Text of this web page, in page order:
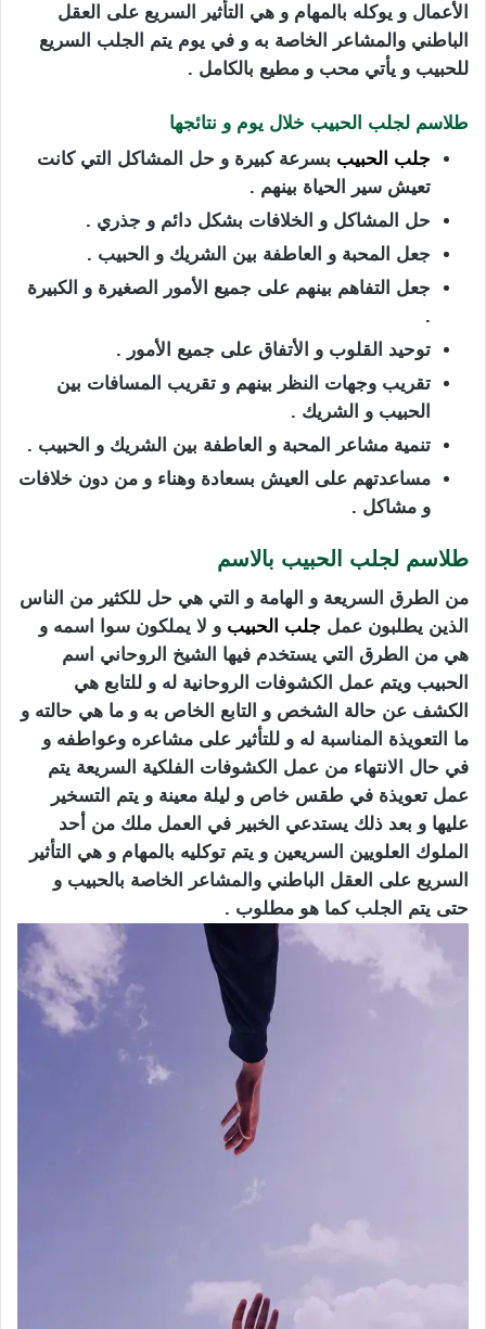
الأعمال و يوكله بالمهام و هي التأثير السريع على العقل
الباطني والمشاعر الخاصة به و في يوم يتم الجلب السريع
للحبيب و يأتي محب و مطيع بالكامل .
طلاسم لجلب الحبيب خلال يوم و نتائجها
جلب الحبيب بسرعة كبيرة و حل المشاكل التي كانت
تعيش سير الحياة بينهم .
حل المشاكل و الخلافات بشكل دائم و جذري .
جعل المحبة و العاطفة بين الشريك و الحبيب .
جعل التفاهم بينهم على جميع الأمور الصغيرة و الكبيرة
.
توحيد القلوب و الأتفاق على جميع الأمور .
تقريب وجهات النظر بينهم و تقريب المسافات بين
الحبيب و الشريك .
تنمية مشاعر المحبة و العاطفة بين الشريك و الحبيب .
مساعدتهم على العيش بسعادة وهناء و من دون خلافات
و مشاكل .
طلاسم لجلب الحبيب بالاسم
من الطرق السريعة و الهامة و التي هي حل للكثير من الناس
الذين يطلبون عمل جلب الحبيب و لا يملكون سوا اسمه و
هي من الطرق التي يستخدم فيها الشيخ الروحاني اسم
الحبيب ويتم عمل الكشوفات الروحانية له و للتابع هي
الكشف عن حالة الشخص و التابع الخاص به و ما هي حالته و
ما التعويذة المناسبة له و للتأثير على مشاعره وعواطفه و
في حال الانتهاء من عمل الكشوفات الفلكية السريعة يتم
عمل تعويذة في طقس خاص و ليلة معينة و يتم التسخير
عليها و بعد ذلك يستدعي الخبير في العمل ملك من أحد
الملوك العلويين السريعين و يتم توكليه بالمهام و هي التأثير
السريع على العقل الباطني والمشاعر الخاصة بالحبيب و
حتى يتم الجلب كما هو مطلوب .